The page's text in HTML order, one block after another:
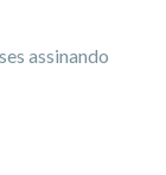
assinando